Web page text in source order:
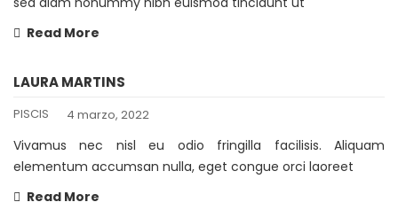
Read More
LAURA MARTINS
PISCIS 4 marzo, 2022
Vivamus nec nisl eu odio fringilla facilisis. Aliquam
elementum accumsan nulla, eget congue orci laoreet
Read More